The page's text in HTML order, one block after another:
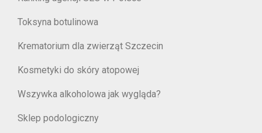
Toksyna botulinowa
Krematorium dla zwierząt Szczecin
Kosmetyki do skóry atopowej
Wszywka alkoholowa jak wygląda?
Sklep podologiczny